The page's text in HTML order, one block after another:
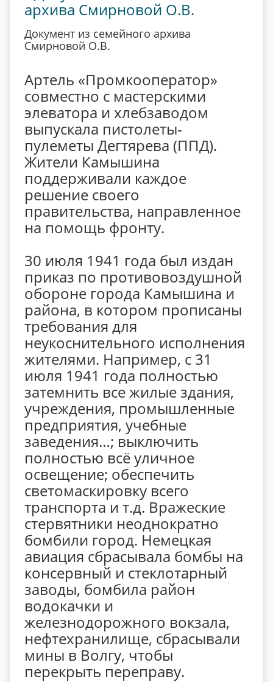
Документ из семейного архива
Смирновой О.В.
Артель «Промкооператор»
совместно с мастерскими
элеватора и хлебзаводом
выпускала пистолеты-
пулеметы Дегтярева (ППД).
Жители Камышина
поддерживали каждое
решение своего
правительства, направленное
на помощь фронту.
30 июля 1941 года был издан
приказ по противовоздушной
обороне города Камышина и
района, в котором прописаны
требования для
неукоснительного исполнения
жителями. Например, с 31
июля 1941 года полностью
затемнить все жилые здания,
учреждения, промышленные
предприятия, учебные
заведения…; выключить
полностью всё уличное
освещение; обеспечить
светомаскировку всего
транспорта и т.д. Вражеские
стервятники неоднократно
бомбили город. Немецкая
авиация сбрасывала бомбы на
консервный и стеклотарный
заводы, бомбила район
водокачки и
железнодорожного вокзала,
нефтехранилище, сбрасывали
мины в Волгу, чтобы
перекрыть переправу.